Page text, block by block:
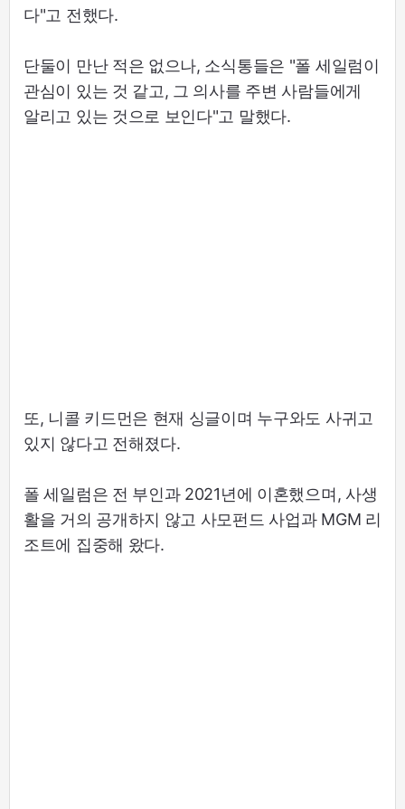
다"고 전했다.
단둘이 만난 적은 없으나, 소식통들은 "폴 세일럼이
관심이 있는 것 같고, 그 의사를 주변 사람들에게
알리고 있는 것으로 보인다"고 말했다.
또, 니콜 키드먼은 현재 싱글이며 누구와도 사귀고
있지 않다고 전해졌다.
폴 세일럼은 전 부인과 2021년에 이혼했으며, 사생
활을 거의 공개하지 않고 사모펀드 사업과 MGM 리
조트에 집중해 왔다.